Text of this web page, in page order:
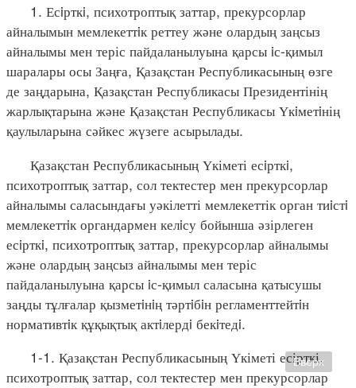
1. Есiрткi, психотроптық заттар, прекурсорлар
айналымын мемлекеттiк реттеу және олардың заңсыз
айналымы мен теріс пайдаланылуына қарсы iс-қимыл
шаралары осы Заңға, Қазақстан Республикасының өзге
де заңдарына, Қазақстан Республикасы Президентінің
жарлықтарына және Қазақстан Республикасы Үкiметiнің
қаулыларына сәйкес жүзеге асырылады.
Қазақстан Республикасының Үкіметі есiрткi,
психотроптық заттар, сол тектестер мен прекурсорлар
айналымы саласындағы уәкілетті мемлекеттік орган тиiстi
мемлекеттiк органдармен келiсу бойынша әзірлеген
есiрткi, психотроптық заттар, прекурсорлар айналымы
және олардың заңсыз айналымы мен теріс
пайдаланылуына қарсы iс-қимыл саласына қатысушы
заңды тұлғалар қызметiнiң тәртiбiн регламенттейтiн
нормативтiк құқықтық актiлердi бекiтедi.
1-1. Қазақстан Республикасының Үкіметі есірткі,
психотроптық заттар, сол тектестер мен прекурсорлар
Вверх